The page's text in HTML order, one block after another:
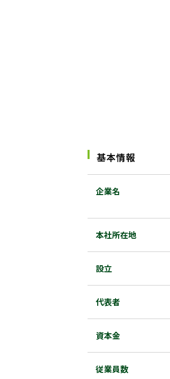
基本情報
企業名
本社所在地
設立
代表者
資本金
従業員数